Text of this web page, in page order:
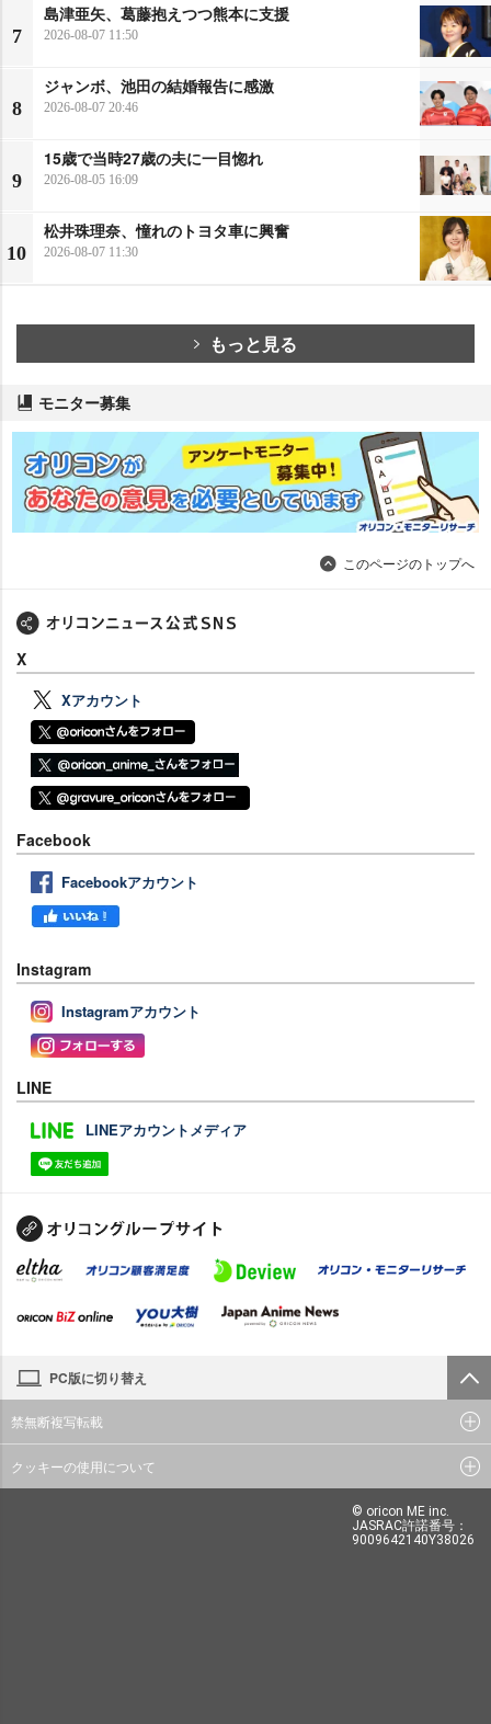
7
島津亜矢、葛藤抱えつつ熊本に支援
2026-08-07 11:50
8
ジャンボ、池田の結婚報告に感激
2026-08-07 20:46
9
15歳で当時27歳の夫に一目惚れ
2026-08-05 16:09
10
松井珠理奈、憧れのトヨタ車に興奮
2026-08-07 11:30
もっと見る
モニター募集
このページのトップへ
X
Xアカウント
Facebook
Facebookアカウント
Instagram
Instagramアカウント
LINE
LINEアカウントメディア
PC版に切り替え
禁無断複写転載
クッキーの使用について
© oricon ME inc.
JASRAC許諾番号：
9009642140Y38026